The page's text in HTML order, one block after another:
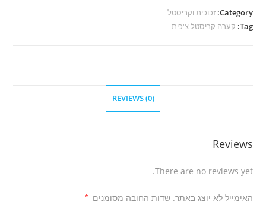
Category: זכוכית וקריסטל
Tag: קערה קריסטל צ'כית
REVIEWS (0)
Reviews
There are no reviews yet.
האימייל לא יוצג באתר. שדות החובה מסומנים *